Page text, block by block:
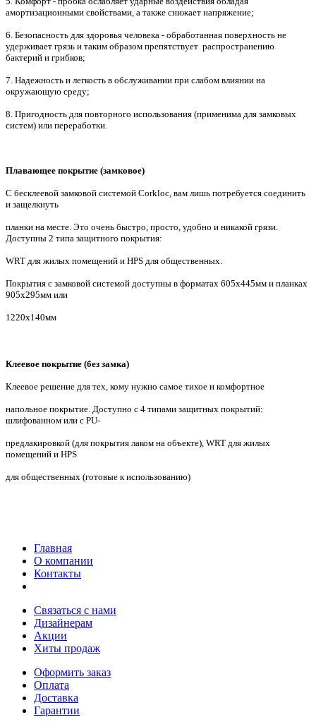
амортизационными свойствами, а также снижает напряжение;
6. Безопасность для здоровья человека - обработанная поверхность не
удерживает грязь и таким образом препятствует распространению
бактерий и грибков;
7. Надежность и легкость в обслуживании при слабом влиянии на
окружающую среду;
8. Пригодность для повторного использования (применима для замковых
систем) или переработки.
Плавающее покрытие (замковое)
С бесклеевой замковой системой Corkloc, вам лишь потребуется соединить
и защелкнуть
планки на месте. Это очень быстро, просто, удобно и никакой грязи.
Доступны 2 типа защитного покрытия:
WRT для жилых помещений и HPS для общественных.
Покрытия с замковой системой доступны в форматах 605х445мм и планках
905х295мм или
1220х140мм
Клеевое покрытие (без замка)
Клеевое решение для тех, кому нужно самое тихое и комфортное
напольное покрытие. Доступно с 4 типами защитных покрытий:
шлифованном или с PU-
предлакировкой (для покрытия лаком на объекте), WRT для жилых
помещений и HPS
для общественных (готовые к использованию)
Главная
О компании
Контакты
Связаться с нами
Дизайнерам
Акции
Хиты продаж
Оформить заказ
Оплата
Доставка
Гарантии